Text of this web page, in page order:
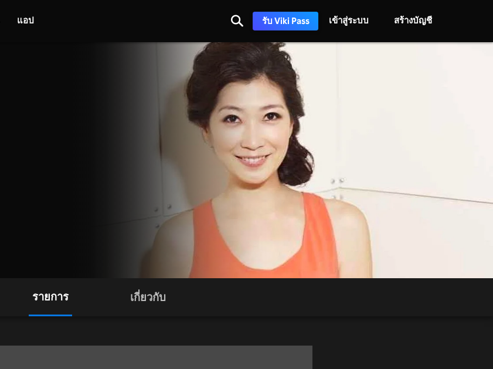
แอป รับ Viki Pass เข้าสู่ระบบ สร้างบัญชี
รายการ เกี่ยวกับ